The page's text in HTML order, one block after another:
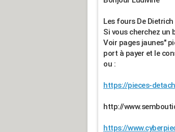
Les fours De
Si vous cherchez un
Voir pages jaunes"
port à payer et le
ou :
https://pieces-
http://
https://